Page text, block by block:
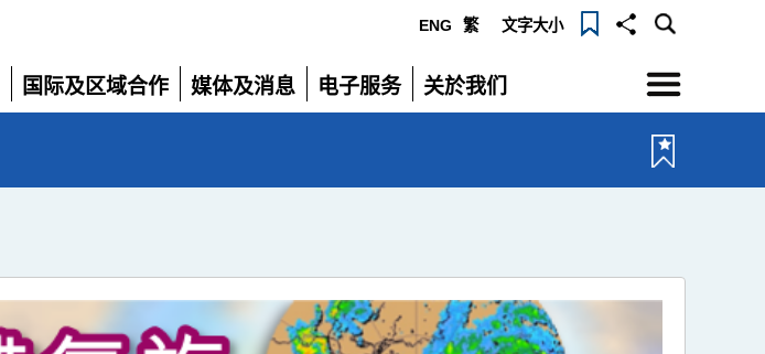
ENG 繁 文字大小
国际及区域合作
展
媒体及消息
展
电子服务
展
关於我们
展
选
单